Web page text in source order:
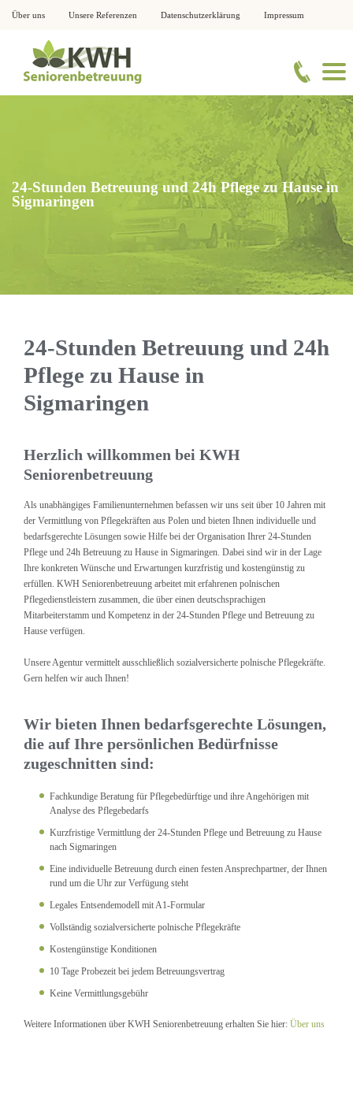
Über uns Unsere Referenzen Datenschutzerklärung Impressum
24-Stunden Betreuung und 24h Pflege zu Hause in
Sigmaringen
24-Stunden Betreuung und 24h
Pflege zu Hause in
Sigmaringen
Herzlich willkommen bei KWH
Seniorenbetreuung
Als unabhängiges Familienunternehmen befassen wir uns seit über 10 Jahren mit
der Vermittlung von Pflegekräften aus Polen und bieten Ihnen individuelle und
bedarfsgerechte Lösungen sowie Hilfe bei der Organisation Ihrer 24-Stunden
Pflege und 24h Betreuung zu Hause in Sigmaringen. Dabei sind wir in der Lage
Ihre konkreten Wünsche und Erwartungen kurzfristig und kostengünstig zu
erfüllen. KWH Seniorenbetreuung arbeitet mit erfahrenen polnischen
Pflegedienstleistern zusammen, die über einen deutschsprachigen
Mitarbeiterstamm und Kompetenz in der 24-Stunden Pflege und Betreuung zu
Hause verfügen.
Unsere Agentur vermittelt ausschließlich sozialversicherte polnische Pflegekräfte.
Gern helfen wir auch Ihnen!
Wir bieten Ihnen bedarfsgerechte Lösungen,
die auf Ihre persönlichen Bedürfnisse
zugeschnitten sind:
Fachkundige Beratung für Pflegebedürftige und ihre Angehörigen mit
Analyse des Pflegebedarfs
Kurzfristige Vermittlung der 24-Stunden Pflege und Betreuung zu Hause
nach Sigmaringen
Eine individuelle Betreuung durch einen festen Ansprechpartner, der Ihnen
rund um die Uhr zur Verfügung steht
Legales Entsendemodell mit A1-Formular
Vollständig sozialversicherte polnische Pflegekräfte
Kostengünstige Konditionen
10 Tage Probezeit bei jedem Betreuungsvertrag
Keine Vermittlungsgebühr
Weitere Informationen über KWH Seniorenbetreuung erhalten Sie hier: Über uns